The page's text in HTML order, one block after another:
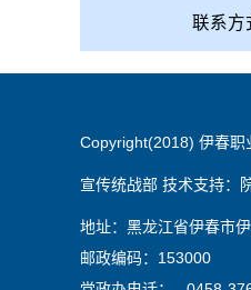
联系方
Copyright(2018) 伊春职
宣传统战部 技术支持：
地址：黑龙江省伊春市
邮政编码：153000